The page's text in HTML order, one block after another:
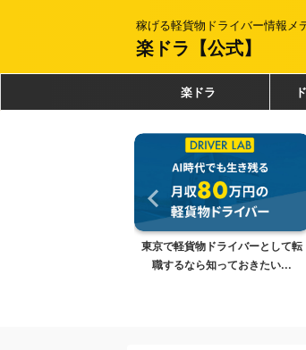
稼げる軽貨物ドライバー情報メ
楽ドラ【公式】
楽ドラ
「軽貨物ドライバー必見！月収
100万円を達成するための...